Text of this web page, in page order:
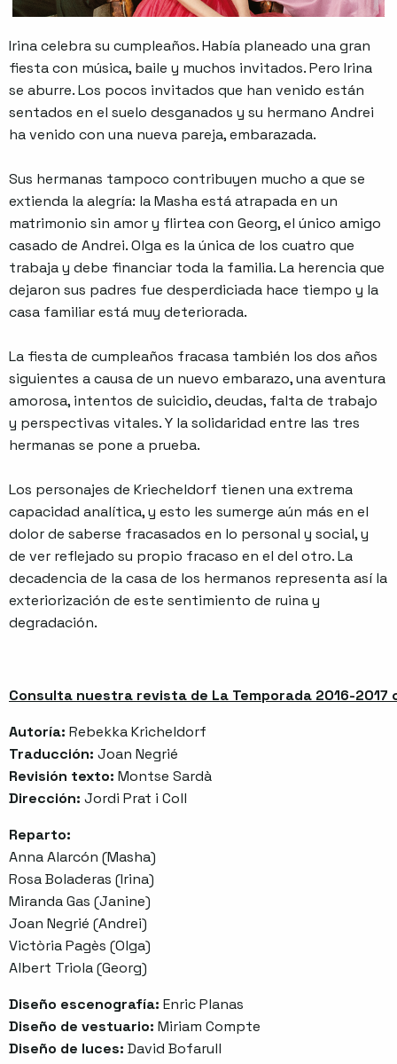
Irina celebra su cumpleaños. Había planeado una gran
fiesta con música, baile y muchos invitados. Pero Irina
se aburre. Los pocos invitados que han venido están
sentados en el suelo desganados y su hermano Andrei
ha venido con una nueva pareja, embarazada.
Sus hermanas tampoco contribuyen mucho a que se
extienda la alegría: la Masha está atrapada en un
matrimonio sin amor y flirtea con Georg, el único amigo
casado de Andrei. Olga es la única de los cuatro que
trabaja y debe financiar toda la familia. La herencia que
dejaron sus padres fue desperdiciada hace tiempo y la
casa familiar está muy deteriorada.
La fiesta de cumpleaños fracasa también los dos años
siguientes a causa de un nuevo embarazo, una aventura
amorosa, intentos de suicidio, deudas, falta de trabajo
y perspectivas vitales. Y la solidaridad entre las tres
hermanas se pone a prueba.
Los personajes de Kriecheldorf tienen una extrema
capacidad analítica, y esto les sumerge aún más en el
dolor de saberse fracasados en lo personal y social, y
de ver reflejado su propio fracaso en el del otro. La
decadencia de la casa de los hermanos representa así la
exteriorización de este sentimiento de ruina y
degradación.
Consulta nuestra revista de La Temporada 2016-
Autoría: Rebekka Kricheldorf
Traducción: Joan Negrié
Revisión texto: Montse Sardà
Dirección: Jordi Prat i Coll
Reparto:
Anna Alarcón (Masha)
Rosa Boladeras (Irina)
Miranda Gas (Janine)
Joan Negrié (Andrei)
Victòria Pagès (Olga)
Albert Triola (Georg)
Diseño escenografía: Enric Planas
Diseño de vestuario: Miriam Compte
Diseño de luces: David Bofarull